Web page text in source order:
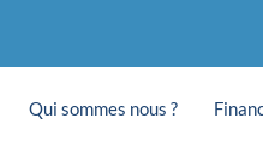
Qui sommes nous ?